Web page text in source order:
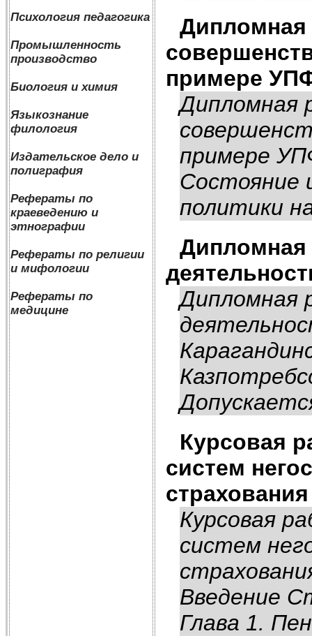
Психология педагогика
Промышленность
производство
Биология и химия
Языкознание
филология
Издательское дело и
полиграфия
Рефераты по
краеведению и
этнографии
Рефераты по религии
и мифологии
Рефераты по
медицине
Дипломная
примере
Дипломная
примере
Состояние
политики
Дипломная
Дипломная
Курсовая
систем
Курсовая
систем
Введение
Глава 1.